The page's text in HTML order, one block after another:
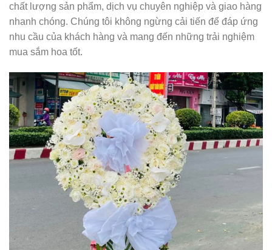
chất lượng sản phẩm, dịch vụ chuyên nghiệp và giao hàng
nhanh chóng. Chúng tôi không ngừng cải tiến để đáp ứng
nhu cầu của khách hàng và mang đến những trải nghiệm
mua sắm hoa tốt.